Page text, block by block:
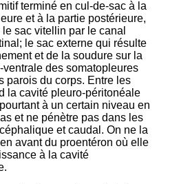
terminé en cul-de-sac à la
et à la partie postérieure,
sac vitellin par le canal
le sac externe qui résulte
et de la soudure sur la
ventrale des somatopleures
parois du corps. Entre les
la cavité pleuro-péritonéale
à un certain niveau en
et ne pénètre pas dans les
et caudal. On ne la
avant du proentéron où elle
à la cavité